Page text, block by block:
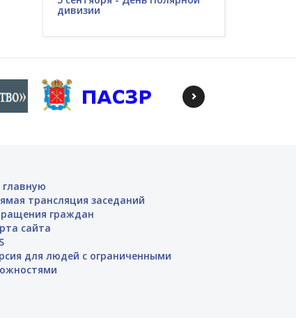
дивизии
главную
трансляция заседаний
граждан
сайта
для людей с ограниченными